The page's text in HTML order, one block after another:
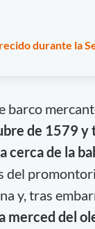
durante la
barco
de 1579 y
de la
y, tras
del